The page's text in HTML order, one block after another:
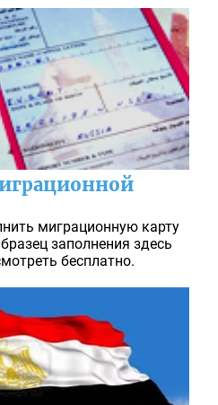
миграционную карту
заполнения здесь
бесплатно.